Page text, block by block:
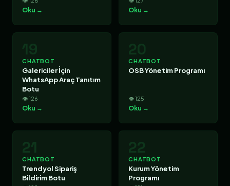
Oku → Oku →
19
CHATBOT
Galericiler İçin
WhatsApp Araç Tanıtım
Botu
👁 126
Oku →
20
CHATBOT
OSB Yönetim Programı
👁 125
Oku →
21
CHATBOT
Trendyol Sipariş
Bildirim Botu
22
CHATBOT
Kurum Yönetim
Programı